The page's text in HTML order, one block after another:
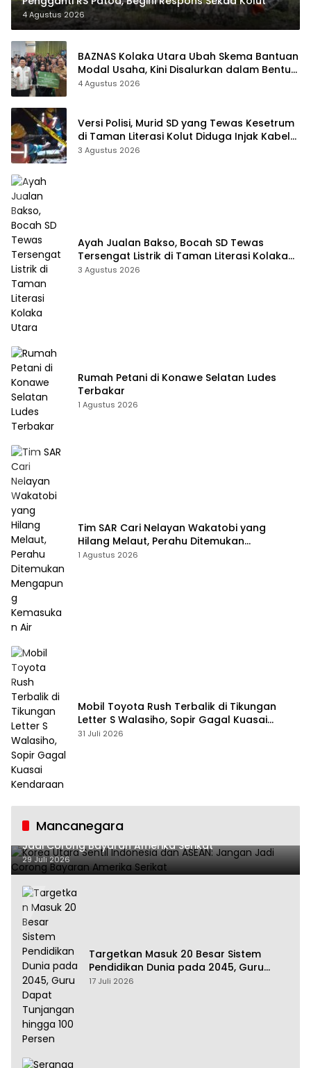
4 Agustus 2026
BAZNAS Kolaka Utara Ubah Skema Bantuan
Modal Usaha, Kini Disalurkan dalam Bentuk
Barang Senilai Rp419,5 Juta
4 Agustus 2026
Versi Polisi, Murid SD yang Tewas Kesetrum
di Taman Literasi Kolut Diduga Injak Kabel
Beraliran Listrik
3 Agustus 2026
Ayah Jualan Bakso, Bocah SD Tewas
Tersengat Listrik di Taman Literasi Kolaka
Utara
3 Agustus 2026
Rumah Petani di Konawe Selatan Ludes
Terbakar
1 Agustus 2026
Tim SAR Cari Nelayan Wakatobi yang
Hilang Melaut, Perahu Ditemukan
Mengapung Kemasukan Air
1 Agustus 2026
Mobil Toyota Rush Terbalik di Tikungan
Letter S Walasiho, Sopir Gagal Kuasai
Kendaraan
31 Juli 2026
Mancanegara
Korea Utara Sentil Indonesia dan ASEAN: Jangan
Jadi Corong Bayaran Amerika Serikat
29 Juli 2026
Targetkan Masuk 20 Besar Sistem
Pendidikan Dunia pada 2045, Guru
Dapat Tunjangan hingga 100 Persen
17 Juli 2026